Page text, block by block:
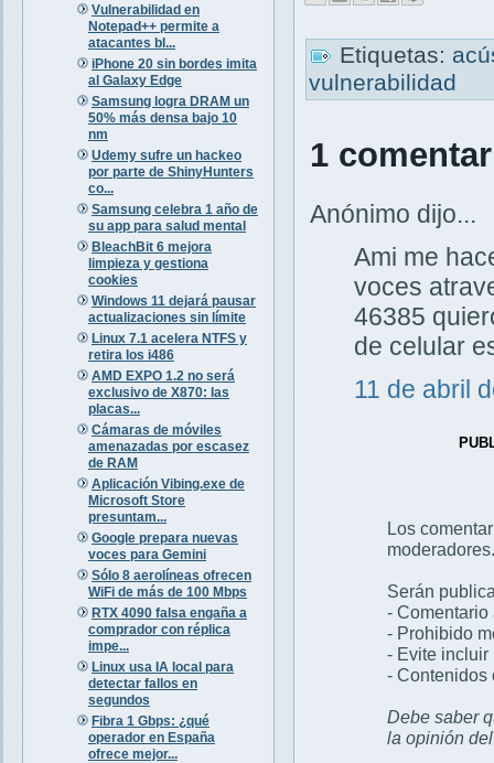
Vulnerabilidad en
Notepad++ permite a
atacantes bl...
iPhone 20 sin bordes imita
al Galaxy Edge
Samsung logra DRAM un
50% más densa bajo 10
nm
Udemy sufre un hackeo
por parte de ShinyHunters
co...
Samsung celebra 1 año de
su app para salud mental
BleachBit 6 mejora
limpieza y gestiona
cookies
Windows 11 dejará pausar
actualizaciones sin límite
Linux 7.1 acelera NTFS y
retira los i486
AMD EXPO 1.2 no será
exclusivo de X870: las
placas...
Cámaras de móviles
amenazadas por escasez
de RAM
Aplicación Vibing.exe de
Microsoft Store
presuntam...
Google prepara nuevas
voces para Gemini
Sólo 8 aerolíneas ofrecen
WiFi de más de 100 Mbps
RTX 4090 falsa engaña a
comprador con réplica
impe...
Linux usa IA local para
detectar fallos en
segundos
Fibra 1 Gbps: ¿qué
operador en España
ofrece mejor...
Etiquetas:
vulnerabilidad
1
Anónimo dijo...
Ami me
voces
46385
de celular
11 de abril
Los
moderadores.
Serán
- Comentario
- Prohibido
- Evite incluir
- Contenidos
Debe saber
la opinión